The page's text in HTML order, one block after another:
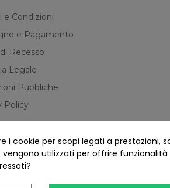
e Condizioni
e Pagamento
Recesso
Legale
Pubbliche
Policy
i cookie per scopi legati a prestazioni,
utilizzati per offrire